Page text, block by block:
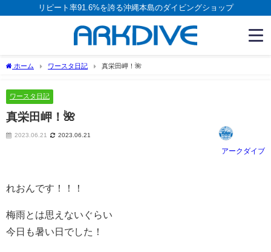
リピート率91.6%を誇る沖縄本島のダイビングショップ
ホーム ワースタ日記 真栄田岬！🌺
ワースタ日記
真栄田岬！🌺
2023.06.21 2023.06.21
アークダイブ
れおんです！！！
梅雨とは思えないぐらい
今日も暑い日でした！